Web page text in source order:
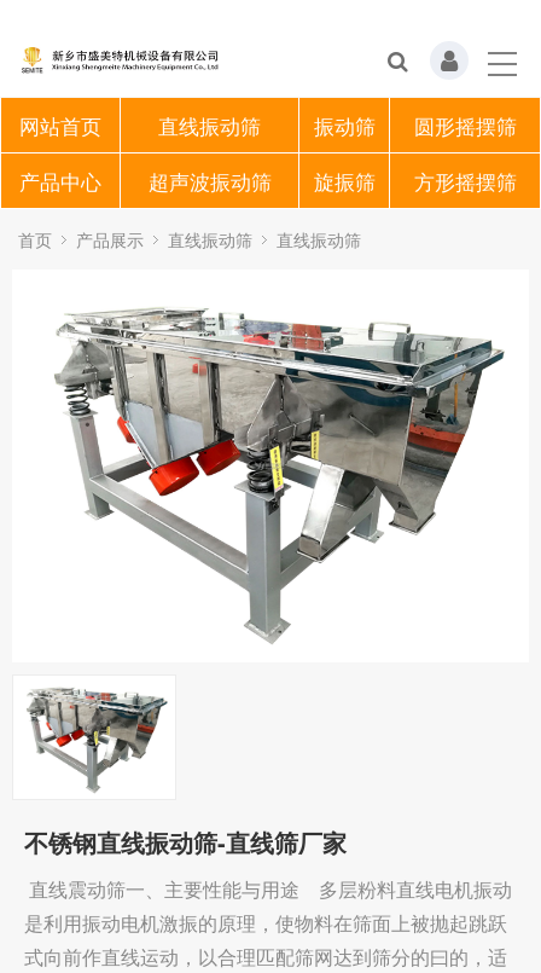
网站首页 直线振动筛 振动筛
圆形摇摆筛
产品中心
超声波振动筛 旋振筛 方形摇摆筛
首页 产品展示 直线振动筛 直线振动筛
不锈钢直线振动筛-直线筛厂家
直线震动筛一、主要性能与用途 多层粉料直线电机振动
是利用振动电机激振的原理，使物料在筛面上被抛起跳跃
式向前作直线运动，以合理匹配筛网达到筛分的曰的，适